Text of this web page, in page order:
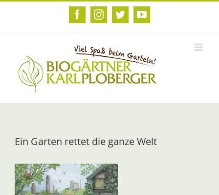
Zum
FacebookInstagram
TwitterYouTube
Ein Garten rettet die ganze Welt